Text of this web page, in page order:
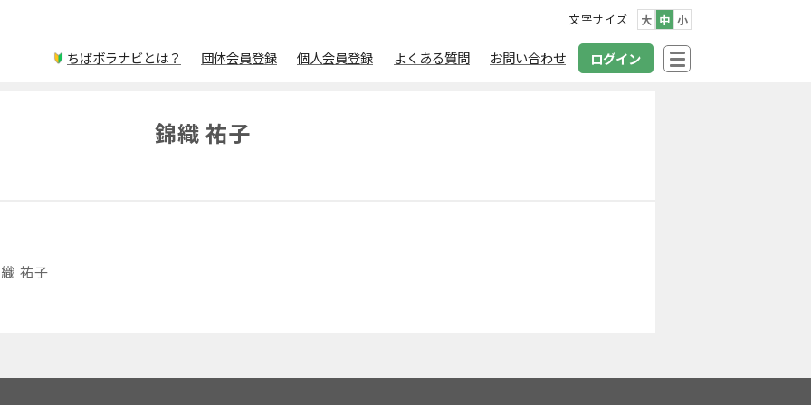
文字サイズ 大 中 小
ちばボラナビとは？ 団体会員登録 個人会員登録 よくある質問 お問い合わせ ログイン
錦織 祐子
祐子